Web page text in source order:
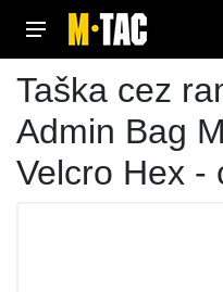
Taška cez
Admin Bag
Velcro Hex -